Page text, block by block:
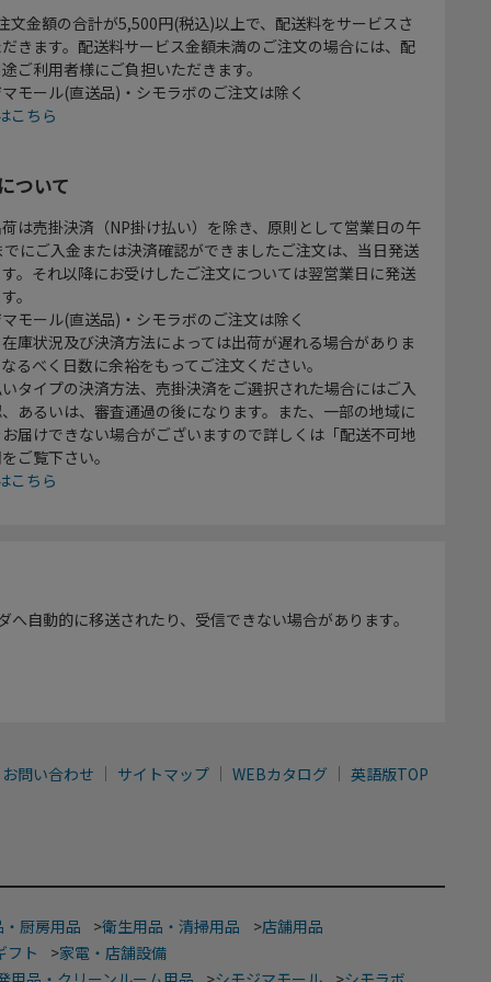
文金額の合計が5,500円(税込)以上で、配送料をサービスさ
きます。配送料サービス金額未満のご注文の場合には、配
ご利用者様にご負担いただきます。
モール(直送品)・シモラボのご注文は除く
こちら
ついて
は売掛決済（NP掛け払い）を除き、原則として営業日の午
にご入金または決済確認ができましたご注文は、当日発送
。それ以降にお受けしたご注文については翌営業日に発送
。
モール(直送品)・シモラボのご注文は除く
庫状況及び決済方法によっては出荷が遅れる場合がありま
るべく日数に余裕をもってご注文ください。
タイプの決済方法、売掛決済をご選択された場合にはご入
あるいは、審査通過の後になります。また、一部の地域に
届けできない場合がございますので詳しくは「配送不可地
ご覧下さい。
こちら
自動的に移送されたり、受信できない場合があります。
お問い合わせ サイトマップ WEBカタログ 英語版TOP
厨房用品 >衛生用品・清掃用品 >店舗用品
フト
>家電・店舗設備